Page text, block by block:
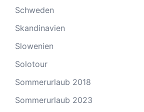
Schweden
Skandinavien
Slowenien
Solotour
Sommerurlaub 2018
Sommerurlaub 2023